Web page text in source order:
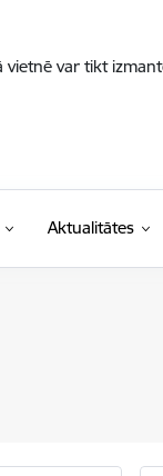
var tikt
Aktualitātes